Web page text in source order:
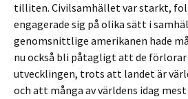
tilliten. Civilsamhället var starkt,
engagerade sig på olika sätt i
genomsnittlige amerikanen hade
nu också bli påtagligt att de förlorar
utvecklingen, trots att landet är
och att många av världens idag